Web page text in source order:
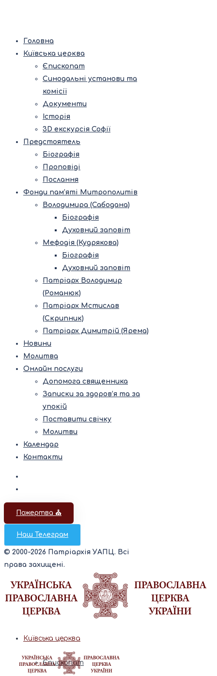
Головна
Київська церква
Єпископат
Синодальні установи та
комісії
Документи
Історія
3D екскурсія Софії
Предстоятель
Біографія
Проповіді
Послання
Фонди пам’яті Митрополитів
Володимира (Сабодана)
Біографія
Духовний заповіт
Мефодія (Кудрякова)
Біографія
Духовний заповіт
Патріарх Володимир
(Романюк)
Патріарх Мстислав
(Скрипник)
Патріарх Димитрій (Ярема)
Новини
Молитва
Онлайн послуги
Допомога священника
Записки за здоров’я та за
упокій
Поставити свічку
Молитви
Календар
Контакти
Пожертва ⛪️
Наш Телеграм
© 2000-2026 Патріархія УАПЦ. Всі
права захищені.
Київська церква
Єпископат